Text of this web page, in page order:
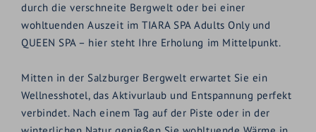
durch die verschneite Bergwelt oder bei einer
wohltuenden Auszeit im TIARA SPA Adults Only und
QUEEN SPA – hier steht Ihre Erholung im Mittelpunkt.
Mitten in der Salzburger Bergwelt erwartet Sie ein
Wellnesshotel, das Aktivurlaub und Entspannung perfekt
verbindet. Nach einem Tag auf der Piste oder in der